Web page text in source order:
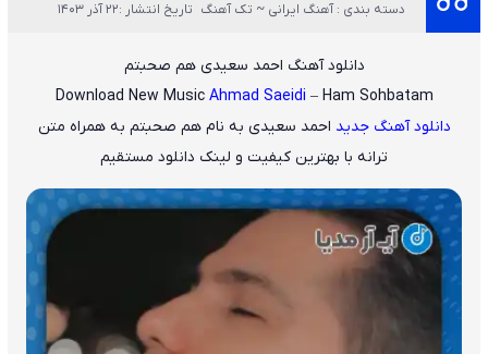
دسته بندی : آهنگ ایرانی ~ تک آهنگ تاریخ انتشار :22 آذر 1403
دانلود آهنگ احمد سعیدی هم صحبتم
Download New MusicAhmad Saeidi – Ham Sohbatam
دانلود آهنگ جدید احمد سعیدی به نامهم صحبتم به همراه متن
ترانه با بهترین کیفیت و لینک دانلود مستقیم